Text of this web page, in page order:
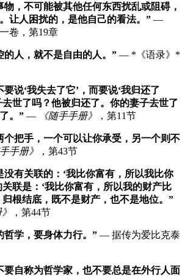
物，不可能被其他任何东西扰乱或阻碍，
让人困扰的，是他自己的看法。” —
一卷，第19章
的人，就不是自由的人。” — *《语录》*
说‘我失去了它’，而要说‘我归还了
去世了吗？他被归还了。你的妻子去世了
。” — 《随手手册》 ，第11节
个把手，一个可以让你承受，另一个则不
手册》 ，第43节
没有关联的：‘我比你富有，所以我比你
关联是：‘我比你富有，所以我的财产比
归根结底，既不是财产，也不是地位。”
，第44节
哲学，要身体力行。” — 据传为爱比克泰
要自称为哲学家，也不要总是在外行人面